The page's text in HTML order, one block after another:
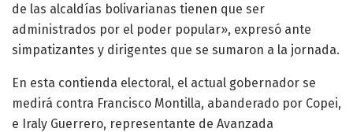
de las alcaldías bolivarianas tienen que ser
administrados por el poder popular», expresó ante
simpatizantes y dirigentes que se sumaron a la jornada.
En esta contienda electoral, el actual gobernador se
medirá contra Francisco Montilla, abanderado por Copei,
e Iraly Guerrero, representante de Avanzada